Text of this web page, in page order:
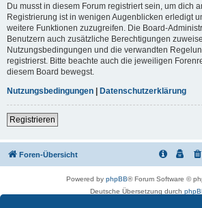
Du musst in diesem Forum registriert sein, um dich
Registrierung ist in wenigen Augenblicken erledigt
weitere Funktionen zuzugreifen. Die Board-
Benutzern auch zusätzliche Berechtigungen
Nutzungsbedingungen und die verwandten
registrierst. Bitte beachte auch die jeweiligen
diesem Board bewegst.
Nutzungsbedingungen | Datenschutzerklärung
Registrieren
Foren-Übersicht
Powered by phpBB® Forum Software ©
Deutsche Übersetzung durch